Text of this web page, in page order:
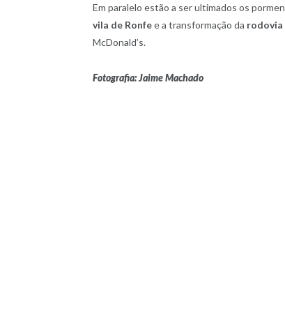
Em paralelo estão a ser ultimados os
vila de Ronfee a transformação da rodovia
McDonald’s.
Fotografia: Jaime Machado